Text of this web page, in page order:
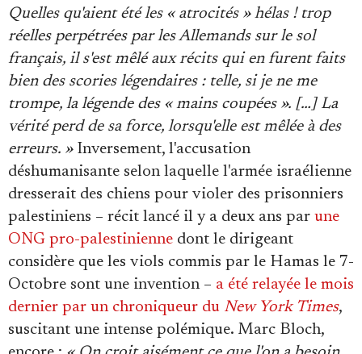
Quelles qu'aient été les « atrocités » hélas ! trop
réelles perpétrées par les Allemands sur le sol
français, il s'est mêlé aux récits qui en furent faits
bien des scories légendaires : telle, si je ne me
trompe, la légende des « mains coupées ». […] La
vérité perd de sa force, lorsqu'elle est mêlée à des
erreurs. » Inversement, l'accusation
déshumanisante selon laquelle l'armée israélienne
dresserait des chiens pour violer des prisonniers
palestiniens – récit lancé il y a deux ans par une
ONG pro-palestinienne dont le dirigeant
considère que les viols commis par le Hamas le 7-
Octobre sont une invention – a été relayée le mois
dernier par un chroniqueur du New York Times,
suscitant une intense polémique. Marc Bloch,